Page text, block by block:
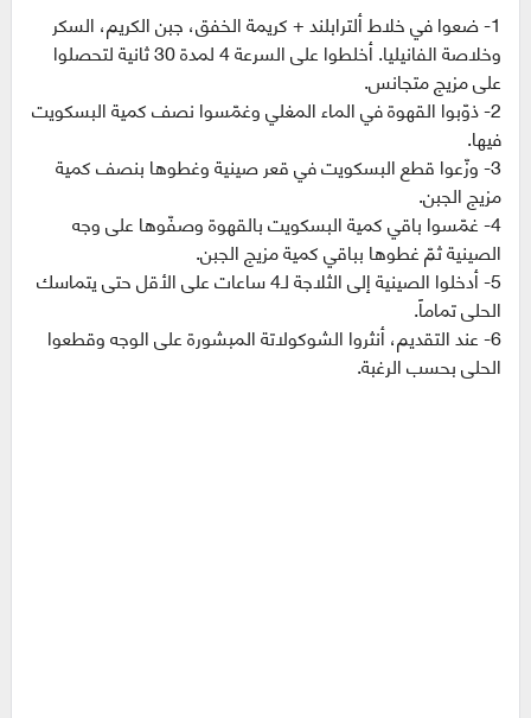
‏1-‏ ضعوا في خلاط ألترابلند + كريمة الخفق، جبن الكريم، السكر
وخلاصة الفانيليا. أخلطوا على السرعة 4 لمدة ‏‏30 ثانية لتحصلوا
على مزيج متجانس.‏
‏2-‏ ذوّبوا القهوة في الماء المغلي وغمّسوا نصف كمية البسكويت
فيها.‏
‏3-‏ وزّعوا قطع البسكويت في قعر صينية وغطوها بنصف كمية
مزيج الجبن.‏
‏4-‏ غمّسوا باقي كمية البسكويت بالقهوة وصفّوها على وجه
الصينية ثمّ غطوها بباقي كمية مزيج الجبن.‏
‏5-‏ أدخلوا الصينية إلى الثلاجة لـ4 ساعات على الأقل حتى يتماسك
الحلى تماماً.‏
‏6-‏ عند التقديم، أنثروا الشوكولاتة المبشورة على الوجه وقطعوا
الحلى بحسب الرغبة.‏